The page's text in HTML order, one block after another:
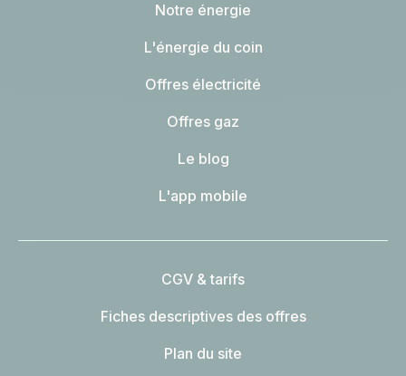
Notre énergie
L'énergie du coin
Offres électricité
Offres gaz
Le blog
L'app mobile
CGV & tarifs
Fiches descriptives des offres
Plan du site